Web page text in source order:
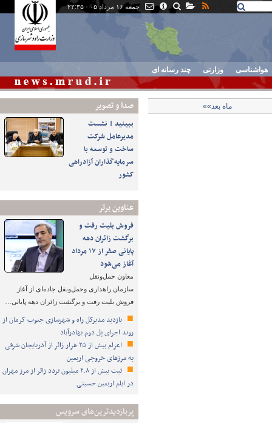
جمعه ۱۶ مرداد ۰۵ - ۲۲:۳۵
هواشناسی وزارتی چند رسانه ای
صدا و تصوير
ببینید | نشست
مدیرعامل شرکت
ساخت و توسعه با
سرمایه‌گذاران آزادراهی
کشور
عناوین برتر
فروش بلیت رفت و
برگشت زائران دهه
پایانی صفر از ۱۷ مرداد
آغاز می‌شود
معاون حمل‌ونقل
سازمان راهداری وحمل‌ونقل جاده‌ای از آغاز
فروش بلیت رفت و برگشت زائران دهه پایانی…
بازدید مدیرکل راه و شهرسازی جنوب کرمان از
روند اجرای پل دوم بهادرآباد
اعزام بیش از ۲۵ هزار زائر از آذربایجان شرقی
به مرزهای خروجی اربعین
ثبت بیش از ۲.۸ میلیون تردد زائر از مرز مهران
در ایام اربعین حسینی
پربازدیدترین‌های سرویس
ماه بعد»»